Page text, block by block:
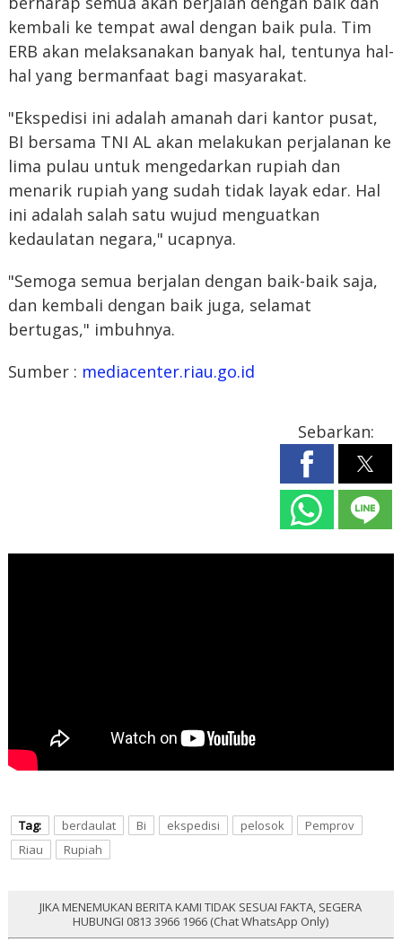
kembali ke tempat awal dengan baik pula. Tim
ERB akan melaksanakan banyak hal, tentunya hal-
hal yang bermanfaat bagi masyarakat.
"Ekspedisi ini adalah amanah dari kantor pusat,
BI bersama TNI AL akan melakukan perjalanan ke
lima pulau untuk mengedarkan rupiah dan
menarik rupiah yang sudah tidak layak edar. Hal
ini adalah salah satu wujud menguatkan
kedaulatan negara," ucapnya.
"Semoga semua berjalan dengan baik-baik saja,
dan kembali dengan baik juga, selamat
bertugas," imbuhnya.
Sumber : mediacenter.riau.go.id
Sebarkan:
Tag: berdaulat Bi ekspedisi pelosok
Pemprov
Riau
Rupiah
JIKA MENEMUKAN BERITA KAMI TIDAK SESUAI FAKTA, SEGERA
HUBUNGI 0813 3966 1966 (Chat WhatsApp Only)